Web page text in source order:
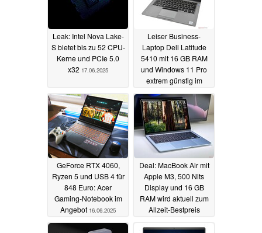
Leak: Intel Nova Lake-
S bietet bis zu 52 CPU-
Kerne und PCIe 5.0
x32 17.06.2025
Leiser Business-
Laptop Dell Latitude
5410 mit 16 GB RAM
und Windows 11 Pro
extrem günstig im
16.06.2025
GeForce RTX 4060,
Ryzen 5 und USB 4 für
848 Euro: Acer
Gaming-Notebook im
Angebot 16.06.2025
Deal: MacBook Air mit
Apple M3, 500 Nits
Display und 16 GB
RAM wird aktuell zum
Allzeit-Bestpreis